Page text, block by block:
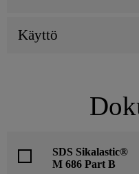
Käyttö
SDS Sikalastic®
M 686 Part B